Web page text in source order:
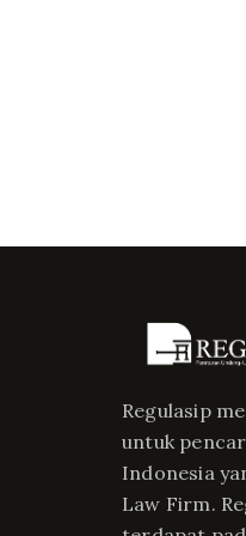
Regulasip
untuk
Indonesia
Law Firm.